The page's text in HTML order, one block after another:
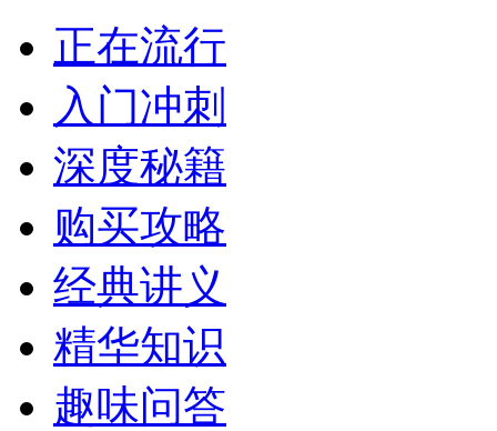
正在流行
入门冲刺
深度秘籍
购买攻略
经典讲义
精华知识
趣味问答